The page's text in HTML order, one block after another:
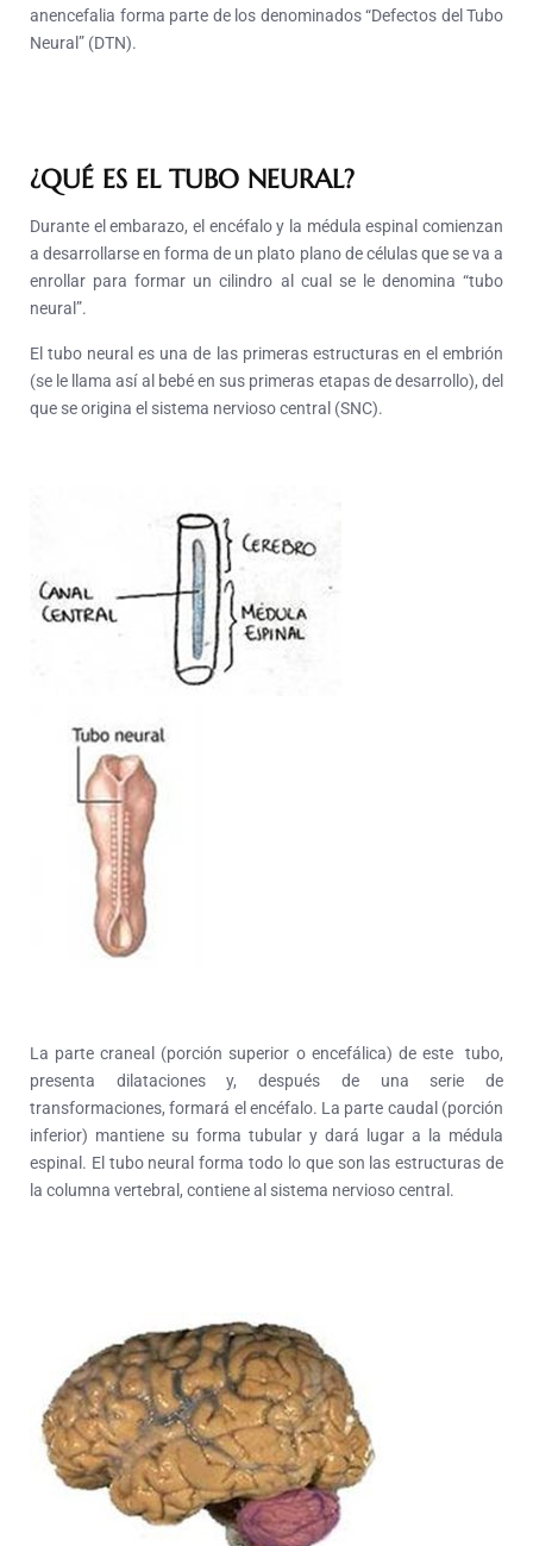
anencefalia forma parte de los denominados “Defectos del Tubo
Neural” (DTN).
¿QUÉ ES EL TUBO NEURAL?
Durante el embarazo, el encéfalo y la médula espinal comienzan
a desarrollarse en forma de un plato plano de células que se va a
enrollar para formar un cilindro al cual se le denomina “tubo
neural”.
El tubo neural es una de las primeras estructuras en el embrión
(se le llama así al bebé en sus primeras etapas de desarrollo), del
que se origina el sistema nervioso central (SNC).
La parte craneal (porción superior o encefálica) de este tubo,
presenta dilataciones y, después de una serie de
transformaciones, formará el encéfalo. La parte caudal (porción
inferior) mantiene su forma tubular y dará lugar a la médula
espinal. El tubo neural forma todo lo que son las estructuras de
la columna vertebral, contiene al sistema nervioso central.